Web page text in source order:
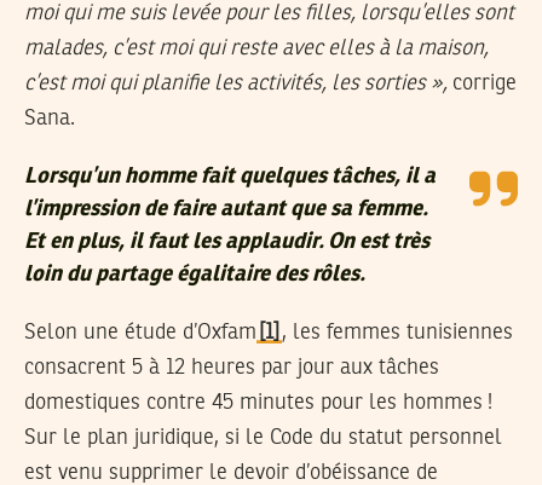
moi qui me suis levée pour les filles, lorsqu’elles sont
malades, c’est moi qui reste avec elles à la maison,
c’est moi qui planifie les activités, les sorties », corrige
Sana.
Lorsqu’un homme fait quelques tâches, il a
l’impression de faire autant que sa femme.
Et en plus, il faut les applaudir. On est très
loin du partage égalitaire des rôles.
Selon une étude d’Oxfam [1] , les femmes tunisiennes
consacrent 5 à 12 heures par jour aux tâches
domestiques contre 45 minutes pour les hommes !
Sur le plan juridique, si le Code du statut personnel
est venu supprimer le devoir d’obéissance de